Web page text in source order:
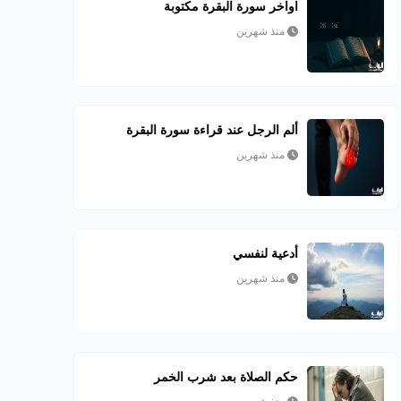
اواخر سورة البقرة مكتوبة
منذ شهرين
ألم الرجل عند قراءة سورة البقرة
منذ شهرين
أدعية لنفسي
منذ شهرين
حكم الصلاة بعد شرب الخمر